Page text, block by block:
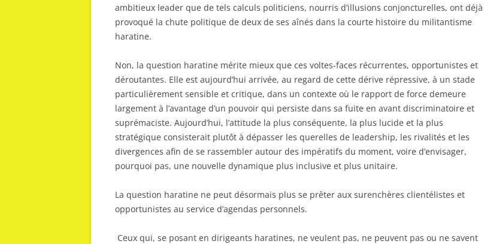
ambitieux leader que de tels calculs politiciens, nourris d’illusions conjoncturelles, ont déjà
provoqué la chute politique de deux de ses aînés dans la courte histoire du militantisme
haratine.
Non, la question haratine mérite mieux que ces voltes-faces récurrentes, opportunistes et
déroutantes. Elle est aujourd’hui arrivée, au regard de cette dérive répressive, à un stade
particulièrement sensible et critique, dans un contexte où le rapport de force demeure
largement à l’avantage d’un pouvoir qui persiste dans sa fuite en avant discriminatoire et
suprémaciste. Aujourd’hui, l’attitude la plus conséquente, la plus lucide et la plus
stratégique consisterait plutôt à dépasser les querelles de leadership, les rivalités et les
divergences afin de se rassembler autour des impératifs du moment, voire d’envisager,
pourquoi pas, une nouvelle dynamique plus inclusive et plus unitaire.
La question haratine ne peut désormais plus se prêter aux surenchères clientélistes et
opportunistes au service d’agendas personnels.
Ceux qui, se posant en dirigeants haratines, ne veulent pas, ne peuvent pas ou ne savent